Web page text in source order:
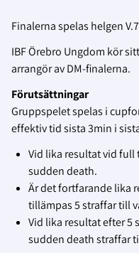
Finalerna spelas helgen
IBF Örebro Ungdom kör
arrangör av DM-finalerna.
Förutsättningar
Gruppspelet spelas i
effektiv tid sista 3min i
Vid lika resultat vid
sudden death.
Är det fortfarande lika
tillämpas 5 straffar till
Vid lika resultat efter 5
sudden death straffar